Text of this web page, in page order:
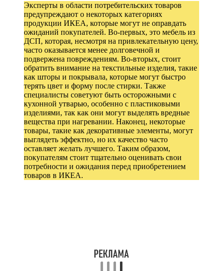
Эксперты в области потребительских товаров
предупреждают о некоторых категориях
продукции ИКЕА, которые могут не оправдать
ожиданий покупателей. Во-первых, это мебель из
ДСП, которая, несмотря на привлекательную цену,
часто оказывается менее долговечной и
подвержена повреждениям. Во-вторых, стоит
обратить внимание на текстильные изделия, такие
как шторы и покрывала, которые могут быстро
терять цвет и форму после стирки. Также
специалисты советуют быть осторожными с
кухонной утварью, особенно с пластиковыми
изделиями, так как они могут выделять вредные
вещества при нагревании. Наконец, некоторые
товары, такие как декоративные элементы, могут
выглядеть эффектно, но их качество часто
оставляет желать лучшего. Таким образом,
покупателям стоит тщательно оценивать свои
потребности и ожидания перед приобретением
товаров в ИКЕА.